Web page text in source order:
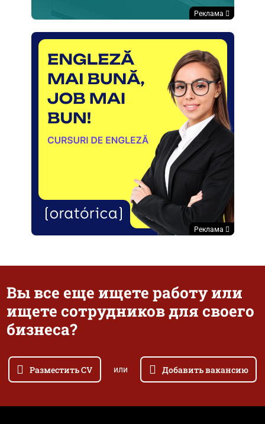
Реклама
Реклама
Вы все еще ищете работу или
ищете сотрудников для своего
бизнеса?
Разместить CV или Добавить вакансию